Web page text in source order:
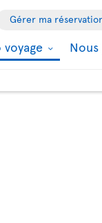
Gérer ma
voyage